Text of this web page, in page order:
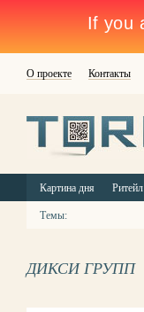
О проекте Контакты
Картина дня Ритейл
Темы:
ДИКСИ ГРУПП